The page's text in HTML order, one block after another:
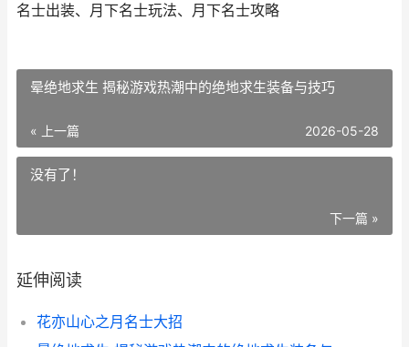
名士出装、月下名士玩法、月下名士攻略
晕绝地求生 揭秘游戏热潮中的绝地求生装备与技巧
« 上一篇 2026-05-28
没有了！
下一篇 »
延伸阅读
花亦山心之月名士大招